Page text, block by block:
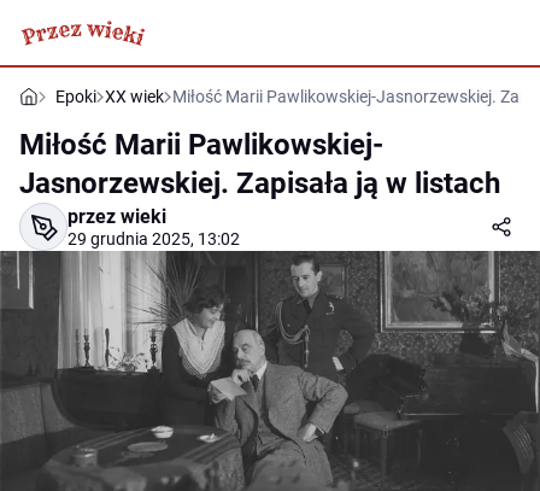
Epoki XX wiek Miłość Marii Pawlikowskiej-Jasnorzewskiej.
Miłość Marii Pawlikowskiej-
Jasnorzewskiej. Zapisała ją w listach
przez wieki
29 grudnia 2025, 13:02